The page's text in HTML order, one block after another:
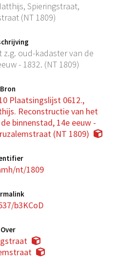
Spieringstraat,
(NT 1809)
z.g. oud-kadaster van de
- 1832. (NT 1809)
Bron
Plaatsingslijst 0612.,
Reconstructie van het
binnenstad, 14e eeuw -
(NT 1809)
nt/1809
b3KCoD
Over